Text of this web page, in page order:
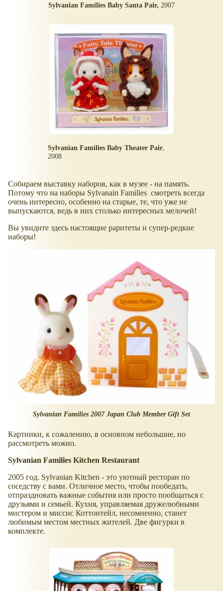
Sylvanian Families Baby Santa Pair, 2007
Sylvanian Families Baby Theater Pair
2008
Собираем выставку наборов, как в музее - на память.
Потому что на наборы Sylvanain Families смотреть всегда
очень интересно, особенно на старые, те, что уже не
выпускаются, ведь в них столько интересных мелочей!
Вы увидите здесь настоящие раритеты и супер-редкие
наборы!
Sylvanian Families 2007 Japan Club Member Gift Set
Картинки, к сожалению, в основном небольшие, но
рассмотреть можно.
Sylvanian Families Kitchen Restaurant
2005 год. Sylvanian Kitchen - это уютный ресторан по
соседству с вами. Отличное место, чтобы пообедать,
отпраздновать важные события или просто пообщаться с
друзьями и семьей. Кухня, управляемая дружелюбными
мистером и миссис Коттонтейл, несомненно, станет
любимым местом местных жителей. Две фигурки в
комплекте.